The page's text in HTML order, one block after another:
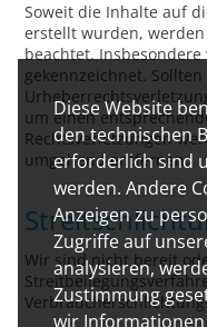
Diese Website
den technischen
erforderlich sind
werden. Andere
Anzeigen zu
Zugriffe auf
analysieren,
Zustimmung
wir
Soweit die Inhalte auf
erstellt wurden,
beachtet.
gekennzeichnet.
um einen
Rechtsverletzungen
umgehend entfernen.
Wir sind nicht bereit